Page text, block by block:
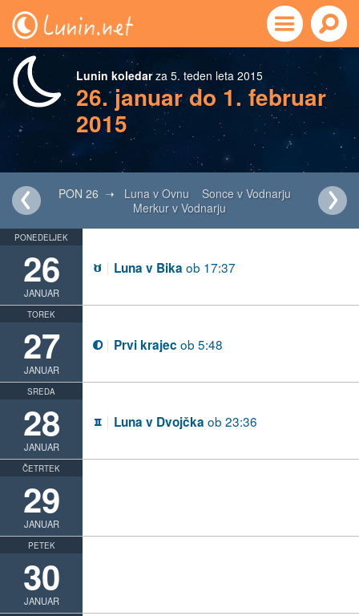
Lunin koledarza 5. teden leta 2015
26. januar do 1. februar
2015
PON 26 ➝ Luna v Ovnu
Sonce v Vodnarju
Merkur v Vodnarju
PONEDELJEK
26
JANUAR
B Luna v Bika ob 17:37
TOREK
27
JANUAR
T Prvi krajec ob 5:48
SREDA
28
JANUAR
C Luna v Dvojčka ob 23:36
ČETRTEK
29
JANUAR
PETEK
30
JANUAR